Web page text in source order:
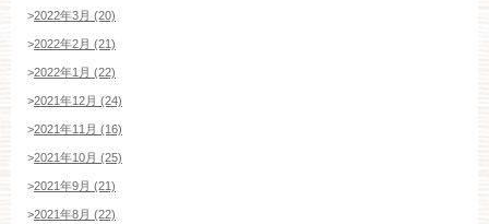
>2022年3月 (20)
>2022年2月 (21)
>2022年1月 (22)
>2021年12月 (24)
>2021年11月 (16)
>2021年10月 (25)
>2021年9月 (21)
>2021年8月 (22)